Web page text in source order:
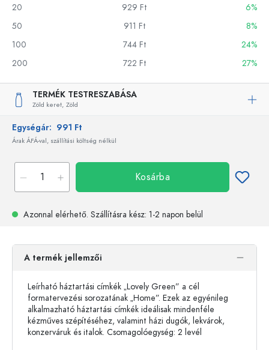
20
929 Ft
6%
50
911 Ft
8%
100
744 Ft
24%
200
722 Ft 27%
TERMÉK TESTRESZABÁSA
Zöld keret, Zöld
Egységár: 991 Ft
Árak ÁFÁ-val, szállítási költség nélkül
Kosárba
Azonnal elérhető. Szállításra kész: 1-2 napon belül
A termék jellemzői
Leírható háztartási címkék „Lovely Green” a cél
formatervezési sorozatának „Home”. Ezek az egyénileg
alkalmazható háztartási címkék ideálisak mindenféle
kézműves szépítéséhez, valamint házi dugók, lekvárok,
konzerváruk és italok. Csomagolóegység: 2 levél